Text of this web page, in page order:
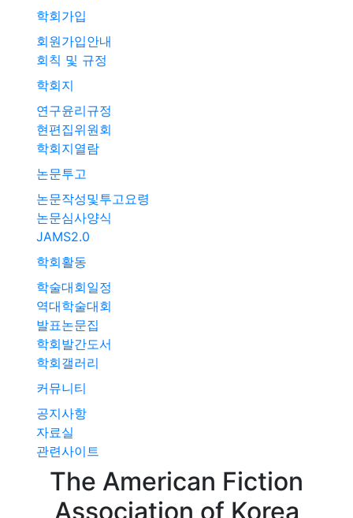
학회가입
회원가입안내
회칙 및 규정
학회지
연구윤리규정
현편집위원회
학회지열람
논문투고
논문작성및투고요령
논문심사양식
JAMS2.0
학회활동
학술대회일정
역대학술대회
발표논문집
학회발간도서
학회갤러리
커뮤니티
공지사항
자료실
관련사이트
The American Fiction
Association ofKorea